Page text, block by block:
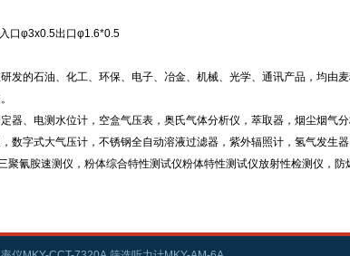
口φ3x0.5出口φ1.6*0.5
发的石油、化工、环保、电子、冶金、机械、光学、通讯产品，均由
器、电测水位计，空盒气压表，奥氏气体分析仪，萃取器，烟尘烟气
数字式大气压计，不锈钢全自动溶液过滤器，紫外辐照计，氢气发生
聚氰胺速测仪，粉体综合特性测试仪粉体特性测试仪放射性检测仪，